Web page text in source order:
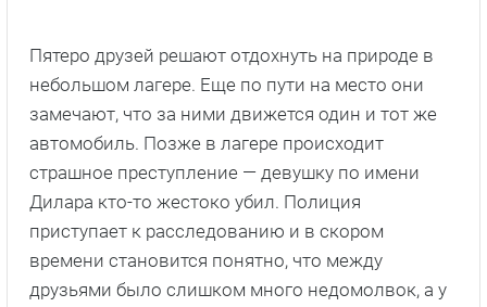
Пятеро друзей решают отдохнуть на природе в
небольшом лагере. Еще по пути на место они
замечают, что за ними движется один и тот же
автомобиль. Позже в лагере происходит
страшное преступление — девушку по имени
Дилара кто-то жестоко убил. Полиция
приступает к расследованию и в скором
времени становится понятно, что между
друзьями было слишком много недомолвок, а у